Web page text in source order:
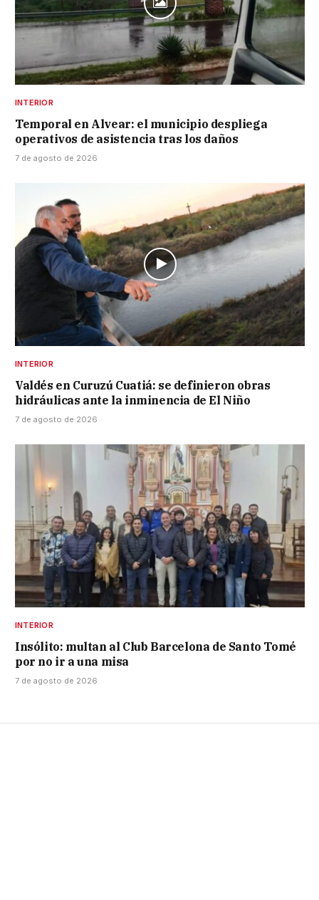
INTERIOR
Temporal en Alvear: el municipio despliega
operativos de asistencia tras los daños
7 de agosto de 2026
INTERIOR
Valdés en Curuzú Cuatiá: se definieron obras
hidráulicas ante la inminencia de El Niño
7 de agosto de 2026
INTERIOR
Insólito: multan al Club Barcelona de Santo Tomé
por no ir a una misa
7 de agosto de 2026